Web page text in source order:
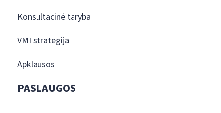
Konsultacinė taryba
VMI strategija
Apklausos
PASLAUGOS